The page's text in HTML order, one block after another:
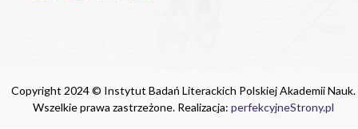
Dla Pracowników IBL
Zarządzenia Dyrektora IBL
Copyright 2024 © Instytut Badań Literackich Polskiej Akademii Nauk.
Wszelkie prawa zastrzeżone. Realizacja: perfekcyjneStrony.pl